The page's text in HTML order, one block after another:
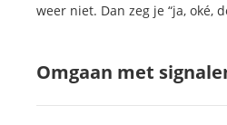
weer niet. Dan zeg je “ja, oké,
Omgaan met